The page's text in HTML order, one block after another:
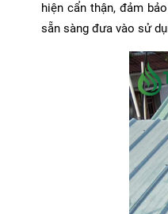
hiện cẩn thận, đảm
sẵn sàng đưa vào sử